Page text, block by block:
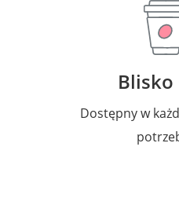
Blisko
Dostępny w